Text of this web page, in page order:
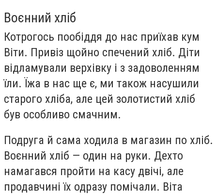
Воєнний хліб
Котрогось пообіддя до нас приїхав кум
Віти. Привіз щойно спечений хліб. Діти
відламували верхівку і з задоволенням
їли. Їжа в нас ще є, ми також насушили
старого хліба, але цей золотистий хліб
був особливо смачним.
Подруга й сама ходила в магазин по хліб.
Воєнний хліб — один на руки. Дехто
намагався пройти на касу двічі, але
продавчині їх одразу помічали. Віта